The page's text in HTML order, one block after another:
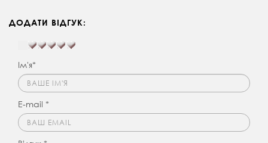
ДОДАТИ ВІДГУК:
Ім'я*
E-mail *